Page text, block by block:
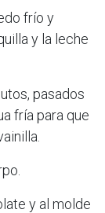
frío y
y la leche
pasados
fría para que
y al molde